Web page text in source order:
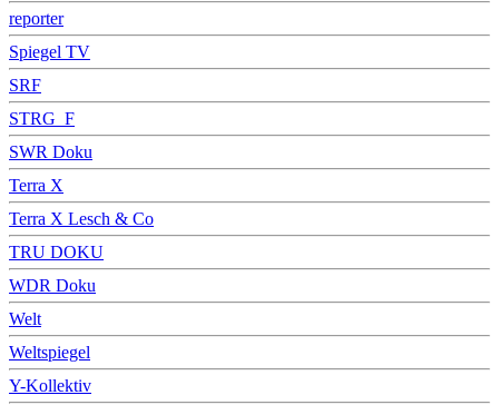
reporter
Spiegel TV
SRF
STRG_F
SWR Doku
Terra X
Terra X Lesch & Co
TRU DOKU
WDR Doku
Welt
Weltspiegel
Y-Kollektiv